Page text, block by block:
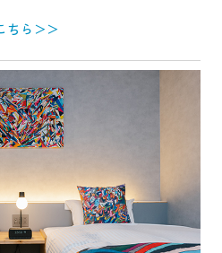
ちら＞＞